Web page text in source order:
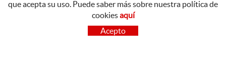
CONTACTO
que acepta su uso. Puede saber más sobre nuestra política de
cookiesaquí
Acepto